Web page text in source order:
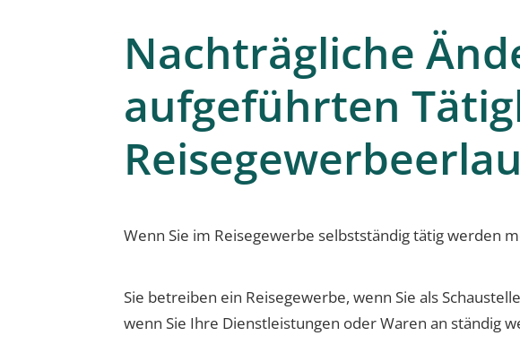
Nachträgliche
aufgeführten
Wenn Sie im Reisegewerbe selbstständig tätig werden
Sie betreiben ein Reisegewerbe, wenn Sie als
wenn Sie Ihre Dienstleistungen oder Waren an ständig